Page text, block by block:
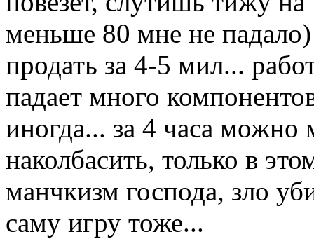
меньше 80 мне не
продать за 4-5 мил...
падает много
иногда... за 4 часа
наколбасить, только в
манчкизм господа, зло
саму игру тоже...